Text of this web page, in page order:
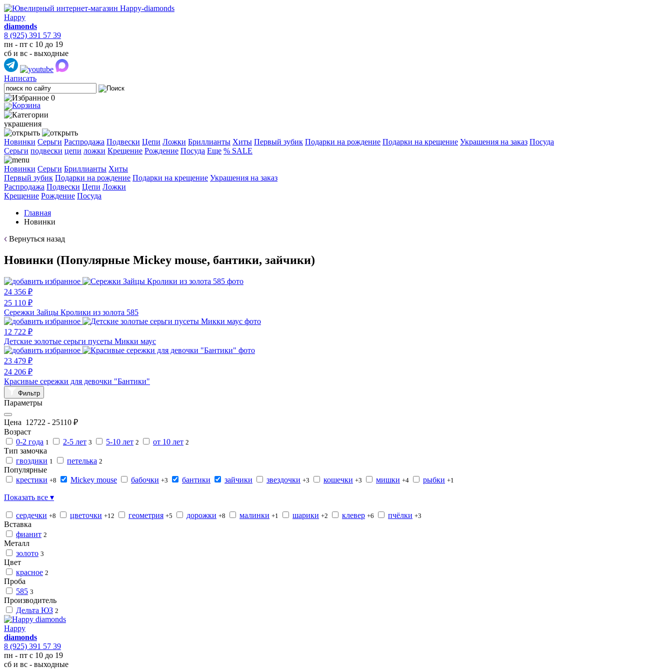
Happy
diamonds
8 (925) 391 57 39
пн - пт с 10 до 19
сб и вс - выходные
Написать
0
украшения
Новинки Серьги Распродажа Подвески Цепи Ложки Бриллианты Хиты Первый зубик Подарки на рождение Подарки на крещение Украшения на заказ Посуда
Cерьги подвески цепи ложки Крещение Рождение Посуда Еще % SALE
Новинки Серьги Бриллианты Хиты
Первый зубик Подарки на рождение Подарки на крещение Украшения на заказ
Распродажа Подвески Цепи Ложки
Крещение Рождение Посуда
Главная
Новинки
Вернуться назад
Новинки (Популярные Mickey mouse, бантики, зайчики)
24 356 ₽
25 110 ₽
Сережки Зайцы Кролики из золота 585
12 722 ₽
Детские золотые серьги пусеты Микки маус
23 479 ₽
24 206 ₽
Красивые сережки для девочки "Бантики"
Фильтр
Параметры
Цена 12722 - 25110 ₽
Возраст
0-2 года 1 2-5 лет 3 5-10 лет 2 от 10 лет 2
Тип замочка
гвоздики 1 петелька 2
Популярные
крестики +8 Mickey mouse бабочки +3 бантики зайчики звездочки +3 кошечки +3 мишки +4 рыбки +1
Показать все ▾
сердечки +8 цветочки +12 геометрия +5 дорожки +8 малинки +1 шарики +2 клевер +6 пчёлки +3
Вставка
фианит 2
Металл
золото 3
Цвет
красное 2
Проба
585 3
Производитель
Дельта ЮЗ 2
Happy
diamonds
8 (925) 391 57 39
пн - пт с 10 до 19
сб и вс - выходные